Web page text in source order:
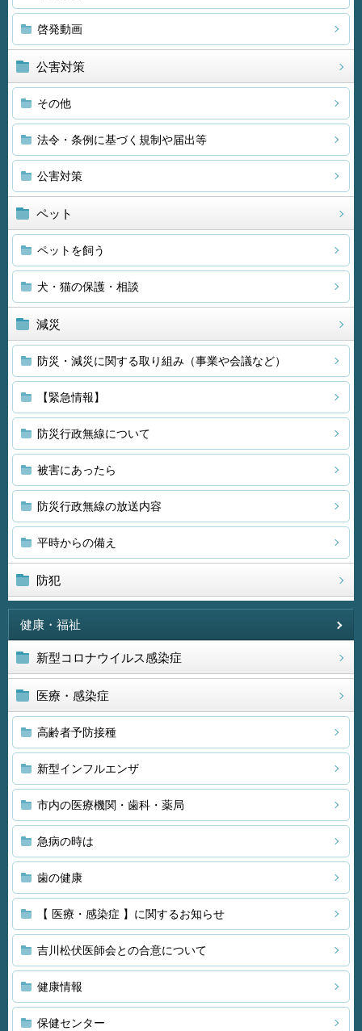
啓発動画
公害対策
その他
法令・条例に基づく規制や届出等
公害対策
ペット
ペットを飼う
犬・猫の保護・相談
減災
防災・減災に関する取り組み（事業や会議など）
【緊急情報】
防災行政無線について
被害にあったら
防災行政無線の放送内容
平時からの備え
防犯
健康・福祉
新型コロナウイルス感染症
医療・感染症
高齢者予防接種
新型インフルエンザ
市内の医療機関・歯科・薬局
急病の時は
歯の健康
【 医療・感染症 】に関するお知らせ
吉川松伏医師会との合意について
健康情報
保健センター